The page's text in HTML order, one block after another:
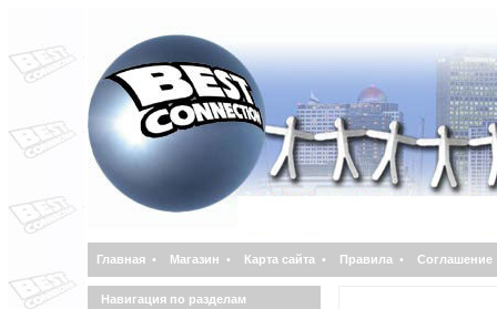
Главная • Магазин • Карта сайта • Правила • Соглашение
Навигация по разделам